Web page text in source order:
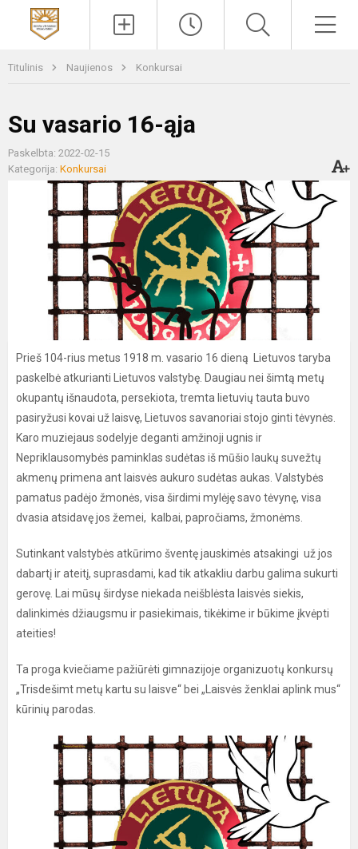
Titulinis Naujienos Konkursai
Su vasario 16-ąja
Paskelbta: 2022-02-15
Kategorija: Konkursai
Prieš 104-rius metus 1918 m. vasario 16 dieną Lietuvos taryba
paskelbė atkurianti Lietuvos valstybę. Daugiau nei šimtą metų
okupantų išnaudota, persekiota, tremta lietuvių tauta buvo
pasiryžusi kovai už laisvę, Lietuvos savanoriai stojo ginti tėvynės.
Karo muziejaus sodelyje deganti amžinoji ugnis ir
Nepriklausomybės paminklas sudėtas iš mūšio laukų suvežtų
akmenų primena ant laisvės aukuro sudėtas aukas. Valstybės
pamatus padėjo žmonės, visa širdimi mylėję savo tėvynę, visa
dvasia atsidavę jos žemei, kalbai, papročiams, žmonėms.
Sutinkant valstybės atkūrimo šventę jauskimės atsakingi už jos
dabartį ir ateitį, suprasdami, kad tik atkakliu darbu galima sukurti
gerovę. Lai mūsų širdyse niekada neišblėsta laisvės siekis,
dalinkimės džiaugsmu ir pasiekimais, tikėkime ir būkime įkvėpti
ateities!
Ta proga kviečiame pažiūrėti gimnazijoje organizuotų konkursų
„Trisdešimt metų kartu su laisve“ bei „Laisvės ženklai aplink mus“
kūrinių parodas.